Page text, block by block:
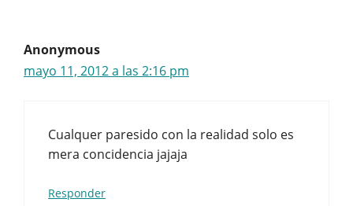
Anonymous
mayo 11, 2012 a las 2:16 pm
Cualquer paresido con la realidad solo es
mera concidencia jajaja
Responder